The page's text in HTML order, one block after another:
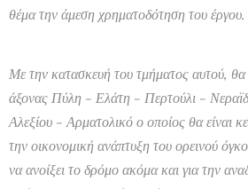
θέμα την άμεση χρηματοδότηση του έργου.
Με την κατασκευή του τμήματος αυτού, θα
άξονας Πύλη - Ελάτη - Περτούλι -
Αλεξίου - Αρματολικό ο οποίος θα είναι
την οικονομική ανάπτυξη του ορεινού
να ανοίξει το δρόμο ακόμα και για την